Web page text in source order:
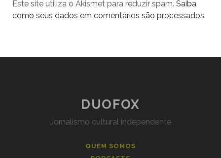
i
v
Este site utiliza o Akismet para reduzir spam. Saiba
como seus dados em comentários são processados.
DUOFOX
Jornalismo cultural independente
QUEM SOMOS